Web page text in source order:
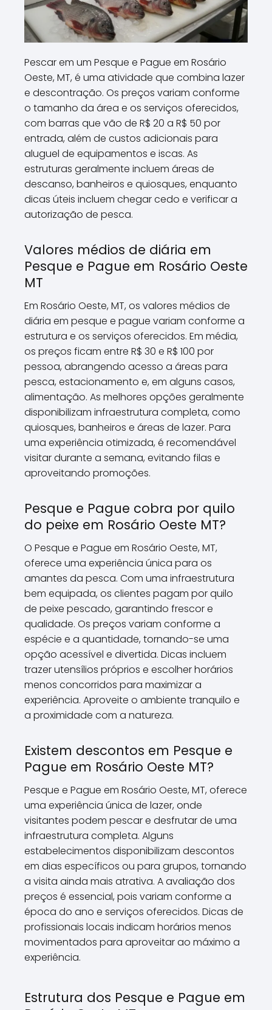
Pescar em um Pesque e Pague em Rosário
Oeste, MT, é uma atividade que combina lazer
e descontração. Os preços variam conforme
o tamanho da área e os serviços oferecidos,
com barras que vão de R$ 20 a R$ 50 por
entrada, além de custos adicionais para
aluguel de equipamentos e iscas. As
estruturas geralmente incluem áreas de
descanso, banheiros e quiosques, enquanto
dicas úteis incluem chegar cedo e verificar a
autorização de pesca.
Valores médios de diária em
Pesque e Pague em Rosário Oeste
MT
Em Rosário Oeste, MT, os valores médios de
diária em pesque e pague variam conforme a
estrutura e os serviços oferecidos. Em média,
os preços ficam entre R$ 30 e R$ 100 por
pessoa, abrangendo acesso a áreas para
pesca, estacionamento e, em alguns casos,
alimentação. As melhores opções geralmente
disponibilizam infraestrutura completa, como
quiosques, banheiros e áreas de lazer. Para
uma experiência otimizada, é recomendável
visitar durante a semana, evitando filas e
aproveitando promoções.
Pesque e Pague cobra por quilo
do peixe em Rosário Oeste MT?
O Pesque e Pague em Rosário Oeste, MT,
oferece uma experiência única para os
amantes da pesca. Com uma infraestrutura
bem equipada, os clientes pagam por quilo
de peixe pescado, garantindo frescor e
qualidade. Os preços variam conforme a
espécie e a quantidade, tornando-se uma
opção acessível e divertida. Dicas incluem
trazer utensílios próprios e escolher horários
menos concorridos para maximizar a
experiência. Aproveite o ambiente tranquilo e
a proximidade com a natureza.
Existem descontos em Pesque e
Pague em Rosário Oeste MT?
Pesque e Pague em Rosário Oeste, MT, oferece
uma experiência única de lazer, onde
visitantes podem pescar e desfrutar de uma
infraestrutura completa. Alguns
estabelecimentos disponibilizam descontos
em dias específicos ou para grupos, tornando
a visita ainda mais atrativa. A avaliação dos
preços é essencial, pois variam conforme a
época do ano e serviços oferecidos. Dicas de
profissionais locais indicam horários menos
movimentados para aproveitar ao máximo a
experiência.
Estrutura dos Pesque e Pague em